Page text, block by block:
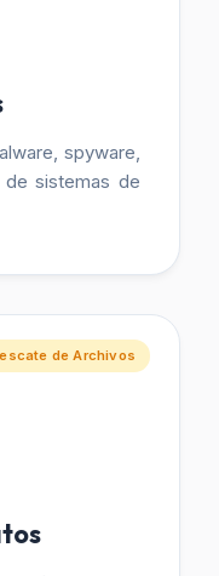
spyware,
de sistemas de
de Archivos